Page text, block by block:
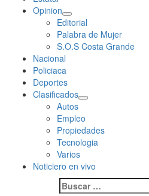
Opinion
Editorial
Palabra de Mujer
S.O.S Costa Grande
Nacional
Policiaca
Deportes
Clasificados
Autos
Empleo
Propiedades
Tecnologia
Varios
Noticiero en vivo
Buscar: